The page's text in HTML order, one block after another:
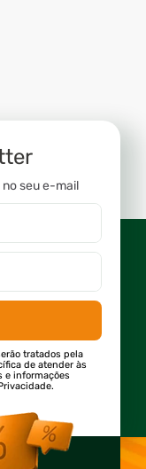
seu e-mail
tratados pela
de atender às
e informações